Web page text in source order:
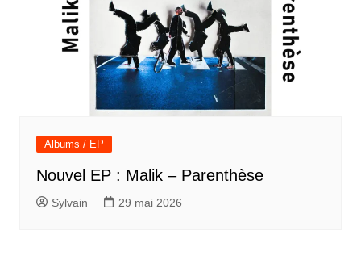
Albums / EP
Nouvel EP : Malik – Parenthèse
Sylvain 29 mai 2026